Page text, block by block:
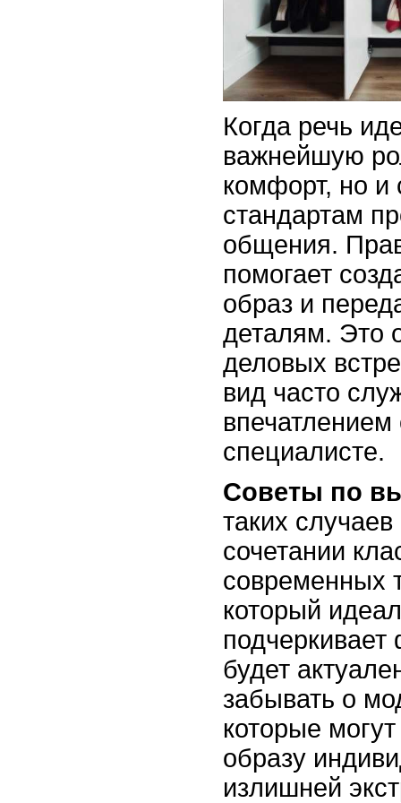
Когда речь
важнейшую
комфорт, но и
стандартам
общения.
помогает
образ и
деталям. Это
деловых
вид часто
впечатлением
специалисте.
Советы по
таких
сочетании
современных
который
подчеркивает
будет
забывать о
которые
образу
излишней